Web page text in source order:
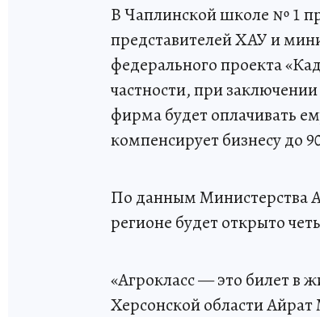
В Чаплинской школе № 1
представителей ХАУ и
федерального проекта
частности, при
фирма будет оплачивать
компенсирует бизнесу до
По данным Министерства
регионе будет открыто
«Агрокласс — это билет в
Херсонской области